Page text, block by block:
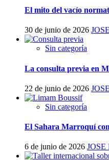
El mito del vacío
30 de junio de 2026
Sin categoría
La consulta previa en
22 de junio de 2026
Sin categoría
El Sahara Marroquí
6 de junio de 2026 JOSE